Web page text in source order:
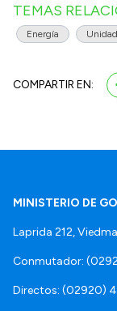
TEMAS
Energía
COMPARTIR EN:
MINISTERIO DE
Laprida 212,
Conmutador:
Directos: (02920)